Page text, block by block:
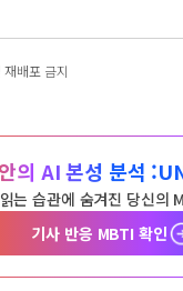
배포 금지
의 AI 본성 분석 :
는 습관에 숨겨진 당신의
기사 반응 MBTI 확인